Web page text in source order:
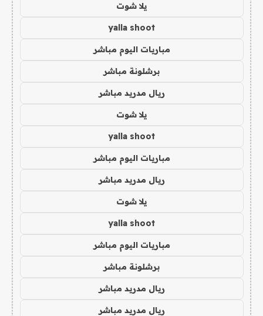
يلا شوت
yalla shoot
مباريات اليوم مباشر
برشلونة مباشر
ريال مدريد مباشر
يلا شوت
yalla shoot
مباريات اليوم مباشر
ريال مدريد مباشر
يلا شوت
yalla shoot
مباريات اليوم مباشر
برشلونة مباشر
ريال مدريد مباشر
ريال مدريد مباشر